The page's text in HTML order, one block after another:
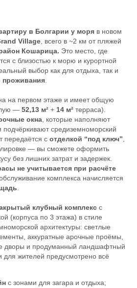
в Болгарии у моря в новом
Village, всего в ~2 км от пляжей
Кошарица. Это место, где
с близостью к морю и курортной
выбор как для отдыха, так и
проживания.
на первом этаже и имеет общую
— 52,13 м² + 14 м² терраса).
окна, которые наполняют
подчёркивают средиземноморский
передаётся с отделкой “под ключ”,
— вы сможете оформить
без лишних затрат и задержек.
не учитывается при расчёте
комплекса начисляется
.
клубный комплекс с
(корпуса по 3 этажа) в стиле
архитектуры: светлые
аккуратные арочные проёмы,
дворы и продуманный ландшафтный
для жителей предусмотрено всё
с зонами для загара и отдыха;